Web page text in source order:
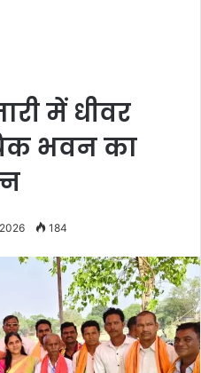
में धीवर
भवन का
184